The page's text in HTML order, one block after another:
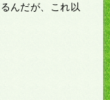
んだが、これ以